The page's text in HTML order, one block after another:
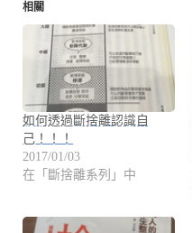
相關
如何透過斷捨離認識自
己！！！
2017/01/03
在「斷捨離系列」中